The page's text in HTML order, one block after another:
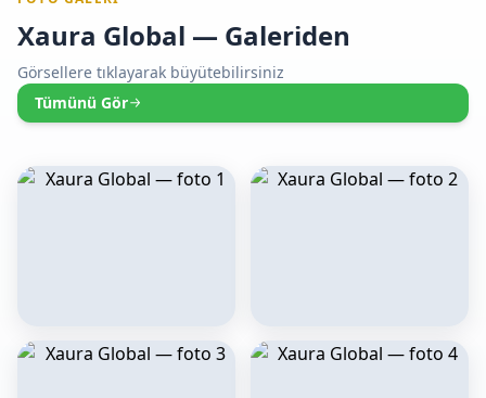
Xaura Global — Galeriden
Görsellere tıklayarak büyütebilirsiniz
Tümünü Gör